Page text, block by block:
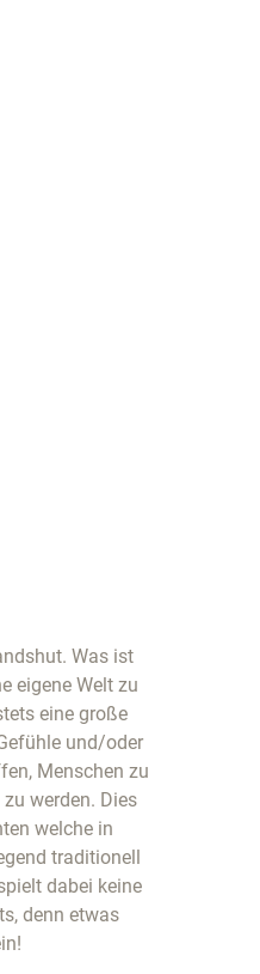
Was ist
eigene Welt zu
eine große
und/oder
Menschen zu
werden. Dies
welche in
traditionell
dabei keine
denn etwas